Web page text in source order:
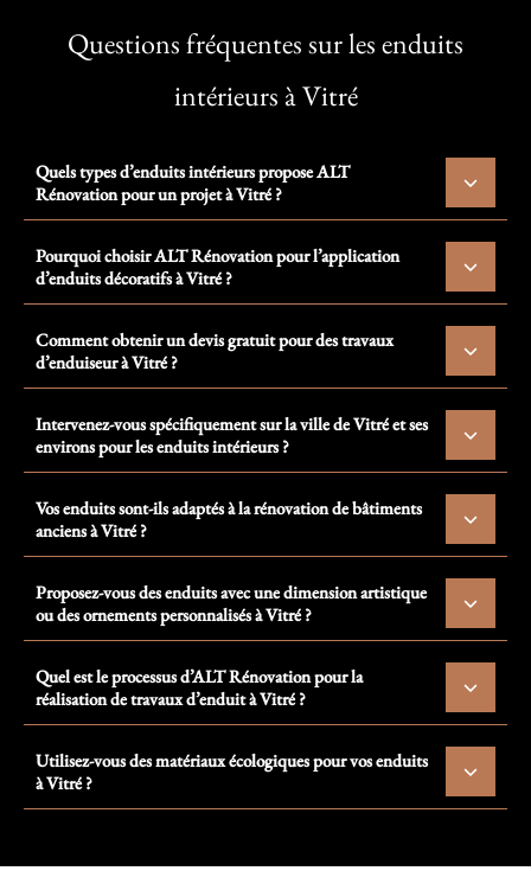
Questions fréquentes sur les enduits
intérieurs à Vitré
Quels types d’enduits intérieurs propose ALT
Rénovation pour un projet à Vitré ?
Pourquoi choisir ALT Rénovation pour l’application
d’enduits décoratifs à Vitré ?
Comment obtenir un devis gratuit pour des travaux
d’enduiseur à Vitré ?
Intervenez-vous spécifiquement sur la ville de Vitré et ses
environs pour les enduits intérieurs ?
Vos enduits sont-ils adaptés à la rénovation de bâtiments
anciens à Vitré ?
Proposez-vous des enduits avec une dimension artistique
ou des ornements personnalisés à Vitré ?
Quel est le processus d’ALT Rénovation pour la
réalisation de travaux d’enduit à Vitré ?
Utilisez-vous des matériaux écologiques pour vos enduits
à Vitré ?